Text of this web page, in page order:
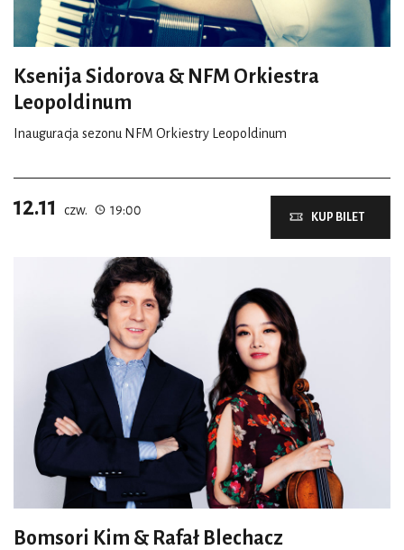
Ksenija Sidorova & NFM Orkiestra
Leopoldinum
Inauguracja sezonu NFM Orkiestry Leopoldinum
12.11 czw. 19:00 KUP BILET
Bomsori Kim & Rafał Blechacz